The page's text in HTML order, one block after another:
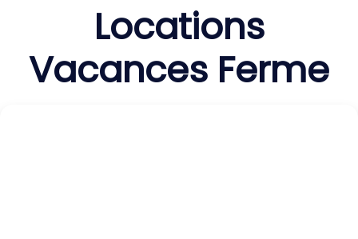
Locations
Vacances Ferme